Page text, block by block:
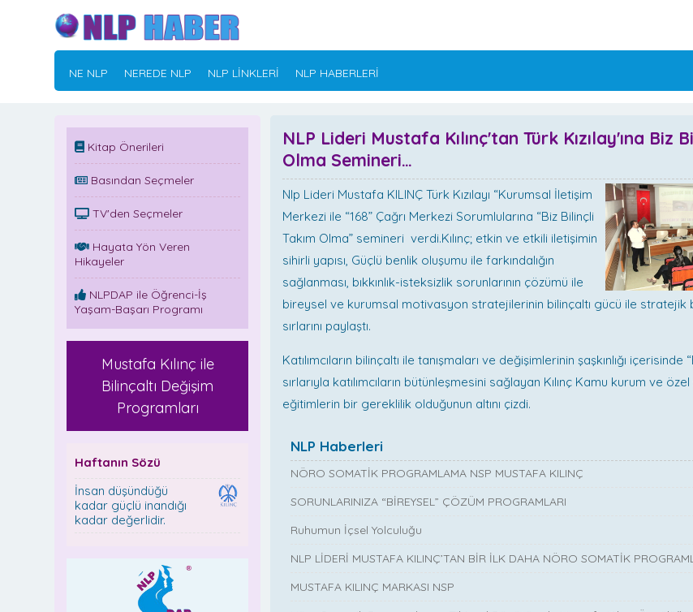
NE NLP NEREDE NLP NLP LİNKLERİ NLP HABERLERİ
Kitap Önerileri
Basından Seçmeler
TV'den Seçmeler
Hayata Yön Veren
Hikayeler
NLPDAP ile Öğrenci-İş
Yaşam-Başarı Programı
Mustafa Kılınç ile
Bilinçaltı Değişim
Programları
Haftanın Sözü
İnsan düşündüğü
kadar güçlü inandığı
kadar değerlidir.
NLP Lideri Mustafa Kılınç'tan Türk Kızılay'ına Biz
Olma Semineri…
Nlp Lideri Mustafa KILINÇ Türk Kızılayı “Kurumsal İletişim
Merkezi ile “168” Çağrı Merkezi Sorumlularına “Biz Bilinçli
Takım Olma” semineri verdi.Kılınç; etkin ve etkili iletişimin
sihirli yapısı, Güçlü benlik oluşumu ile farkındalığın
sağlanması, bıkkınlık-isteksizlik sorunlarının çözümü ile
bireysel ve kurumsal motivasyon stratejilerinin bilinçaltı gücü ile stratejik
sırlarını paylaştı.
Katılımcıların bilinçaltı ile tanışmaları ve değişimlerinin şaşkınlığı içerisinde
sırlarıyla katılımcıların bütünleşmesini sağlayan Kılınç Kamu kurum ve
eğitimlerin bir gereklilik olduğunun altını çizdi.
NLP Haberleri
NÖRO SOMATİK PROGRAMLAMA NSP MUSTAFA KILINÇ
SORUNLARINIZA “BİREYSEL” ÇÖZÜM PROGRAMLARI
Ruhumun İçsel Yolculuğu
NLP LİDERİ MUSTAFA KILINÇ’TAN BİR İLK DAHA NÖRO SOMATİK
MUSTAFA KILINÇ MARKASI NSP